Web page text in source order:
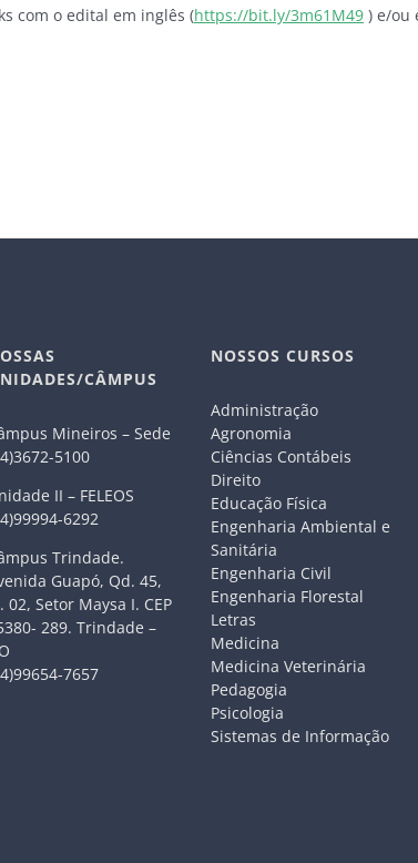
com o edital em inglês (https://bit.ly/3m61M49 ) e/ou
CÂMPUS
Mineiros – Sede
5100
II – FELEOS
6292
Trindade.
Guapó, Qd. 45,
02, Setor Maysa I. CEP
289. Trindade –
7657
NOSSOS CURSOS
Administração
Agronomia
Ciências Contábeis
Direito
Educação Física
Engenharia Ambiental e
Sanitária
Engenharia Civil
Engenharia Florestal
Letras
Medicina
Medicina Veterinária
Pedagogia
Psicologia
Sistemas de Informação